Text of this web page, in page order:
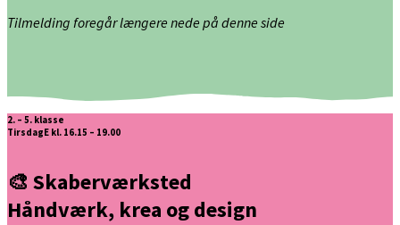
Tilmelding foregår længere nede på denne side
2. – 5. klasse
TirsdagE kl. 16.15 – 19.00
🎨 Skaberværksted
Håndværk, krea og design